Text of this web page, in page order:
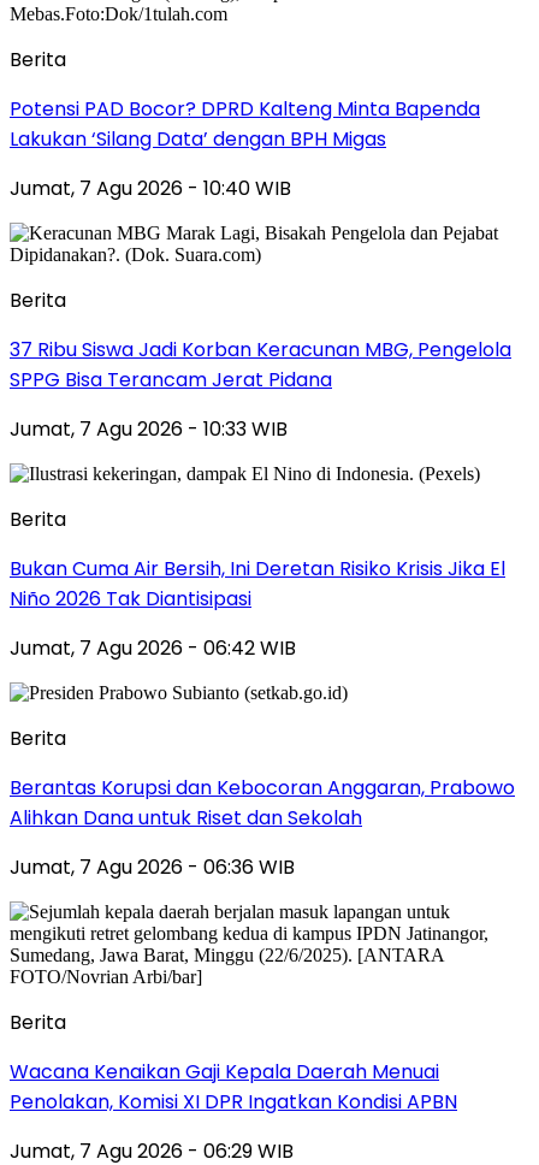
Berita
Potensi PAD Bocor? DPRD Kalteng Minta Bapenda
Lakukan ‘Silang Data’ dengan BPH Migas
Jumat, 7 Agu 2026 - 10:40 WIB
Berita
37 Ribu Siswa Jadi Korban Keracunan MBG, Pengelola
SPPG Bisa Terancam Jerat Pidana
Jumat, 7 Agu 2026 - 10:33 WIB
Berita
Bukan Cuma Air Bersih, Ini Deretan Risiko Krisis Jika El
Niño 2026 Tak Diantisipasi
Jumat, 7 Agu 2026 - 06:42 WIB
Berita
Berantas Korupsi dan Kebocoran Anggaran, Prabowo
Alihkan Dana untuk Riset dan Sekolah
Jumat, 7 Agu 2026 - 06:36 WIB
Berita
Wacana Kenaikan Gaji Kepala Daerah Menuai
Penolakan, Komisi XI DPR Ingatkan Kondisi APBN
Jumat, 7 Agu 2026 - 06:29 WIB